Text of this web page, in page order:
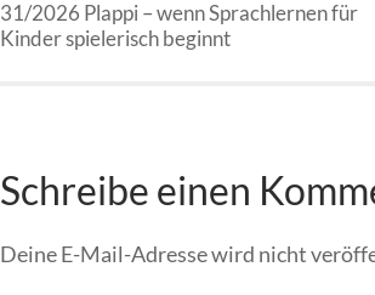
31/2026 Plappi – wenn Sprachlernen für
Kinder spielerisch beginnt
Schreibe einen
Deine E-Mail-Adresse wird nicht